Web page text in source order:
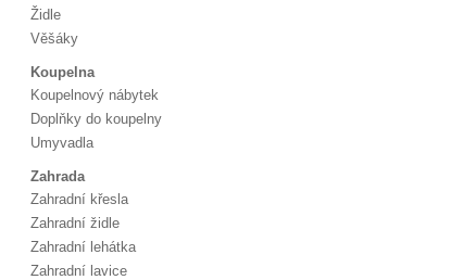
Židle
Věšáky
Koupelna
Koupelnový nábytek
Doplňky do koupelny
Umyvadla
Zahrada
Zahradní křesla
Zahradní židle
Zahradní lehátka
Zahradní lavice